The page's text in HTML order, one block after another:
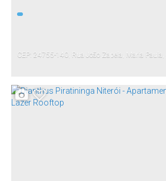
CEP: 24755-140 Rua João Zapela Maria Paula